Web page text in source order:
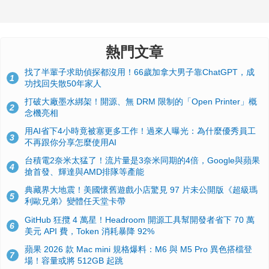
熱門文章
1
找了半輩子求助偵探都沒用！66歲加拿大男子靠ChatGPT，成
功找回失散50年家人
2
打破大廠墨水綁架！開源、無 DRM 限制的「Open Printer」概
念機亮相
3
用AI省下4小時竟被塞更多工作！過來人曝光：為什麼優秀員工
不再跟你分享怎麼使用AI
4
台積電2奈米太猛了！流片量是3奈米同期的4倍，Google與蘋果
搶首發、輝達與AMD排隊等產能
5
典藏界大地震！美國懷舊遊戲小店驚見 97 片未公開版《超級瑪
利歐兄弟》變體任天堂卡帶
6
GitHub 狂攬 4 萬星！Headroom 開源工具幫開發者省下 70 萬
美元 API 費，Token 消耗暴降 92%
7
蘋果 2026 款 Mac mini 規格爆料：M6 與 M5 Pro 異色搭檔登
場！容量或將 512GB 起跳